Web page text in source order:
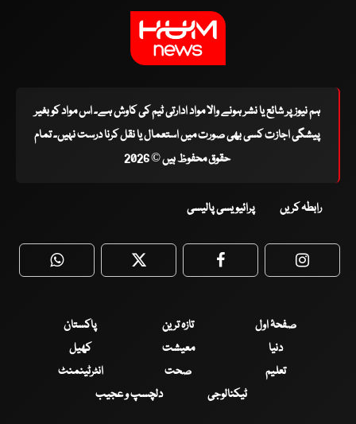
ہم نیوز پر شائع یا نشر ہونے والا مواد ادارتی ٹیم کی کاوش ہے۔ اس مواد کو بغیر
پیشگی اجازت کسی بھی صورت میں استعمال یا نقل کرنا درست نہیں۔ تمام
حقوق محفوظ ہیں © 2026
رابطہ کریں پرائیویسی پالیسی
WhatsApp Twitter Facebook
صفحۂ اول تازہ ترین
پاکستان
دنیا
معیشت
کھیل
تعلیم
صحت
انٹرٹینمنٹ
ٹیکنالوجی
دلچسپ و عجیب